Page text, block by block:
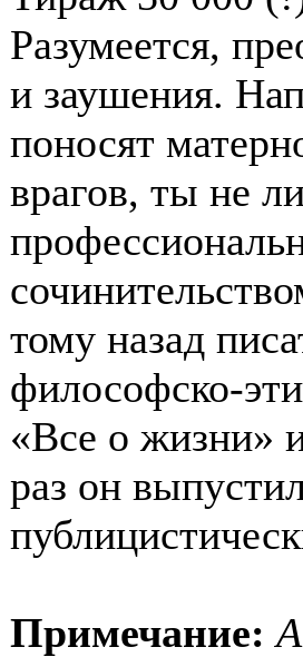
Разумеется,
и заушения.
поносят
врагов, ты не
тому назад
философско-
«Все о жизни»
раз он
Примечание: